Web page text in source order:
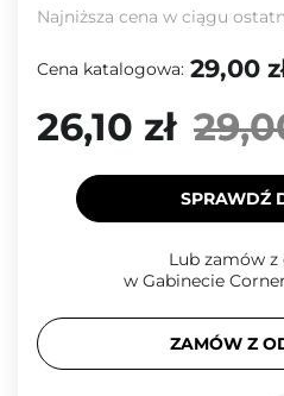
Najniższa cena w ciągu
Cena katalogowa: 29,00
26,10 zł
SPRAWDŹ
Lub zamów
w Gabinecie
ZAMÓW Z